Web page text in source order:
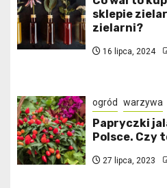
sklepie
zielarni?
16 lipca, 2024
ogród warzywa
Papryczki
Polsce. Czy
27 lipca, 2023